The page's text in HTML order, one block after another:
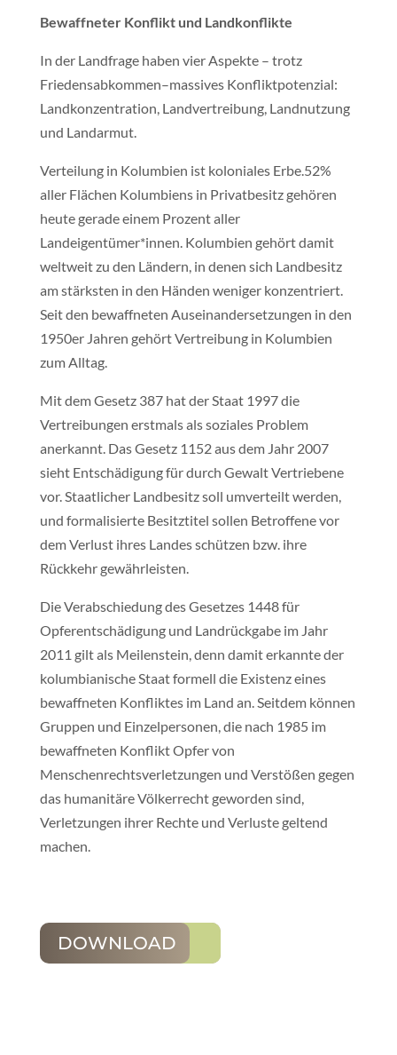
Bewaffneter Konflikt und Landkonflikte
In der Landfrage haben vier Aspekte – trotz
Friedensabkommen–massives Konfliktpotenzial:
Landkonzentration, Landvertreibung, Landnutzung
und Landarmut.
Verteilung in Kolumbien ist koloniales Erbe.52%
aller Flächen Kolumbiens in Privatbesitz gehören
heute gerade einem Prozent aller
Landeigentümer*innen. Kolumbien gehört damit
weltweit zu den Ländern, in denen sich Landbesitz
am stärksten in den Händen weniger konzentriert.
Seit den bewaffneten Auseinandersetzungen in den
1950er Jahren gehört Vertreibung in Kolumbien
zum Alltag.
Mit dem Gesetz 387 hat der Staat 1997 die
Vertreibungen erstmals als soziales Problem
anerkannt. Das Gesetz 1152 aus dem Jahr 2007
sieht Entschädigung für durch Gewalt Vertriebene
vor. Staatlicher Landbesitz soll umverteilt werden,
und formalisierte Besitztitel sollen Betroffene vor
dem Verlust ihres Landes schützen bzw. ihre
Rückkehr gewährleisten.
Die Verabschiedung des Gesetzes 1448 für
Opferentschädigung und Landrückgabe im Jahr
2011 gilt als Meilenstein, denn damit erkannte der
kolumbianische Staat formell die Existenz eines
bewaffneten Konfliktes im Land an. Seitdem können
Gruppen und Einzelpersonen, die nach 1985 im
bewaffneten Konflikt Opfer von
Menschenrechtsverletzungen und Verstößen gegen
das humanitäre Völkerrecht geworden sind,
Verletzungen ihrer Rechte und Verluste geltend
machen.
DOWNLOAD